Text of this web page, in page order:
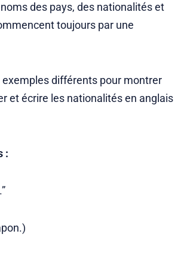
des pays, des nationalités et
toujours par une
exemples différents pour montrer
et écrire les nationalités en anglais
: